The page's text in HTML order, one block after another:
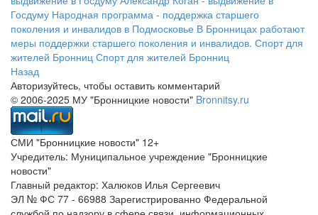
Госдуму Народная программа - поддержка старшего
поколения и инвалидов в Подмосковье В Бронницах работают
меры поддержки старшего поколения и инвалидов. Спорт для
жителей Бронниц Спорт для жителей Бронниц
Назад
Авторизуйтесь, чтобы оставить комментарий
© 2006-2025 МУ "Бронницкие новости" Bronnitsy.ru
СМИ "Бронницкие новости" 12+
Учредитель: Муниципальное учреждение "Бронницкие
новости"
Главный редактор: Халюков Илья Сергеевич
ЭЛ № ФС 77 - 66988 Зарегистрированно Федеральной